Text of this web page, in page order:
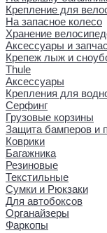
Крепление для
На запасное колесо
Хранение
Аксессуары и
Крепеж лыж и
Thule
Аксессуары
Крепления для
Серфинг
Грузовые корзины
Защита бамперов и
Коврики
Багажника
Резиновые
Текстильные
Сумки и Рюкзаки
Для автобоксов
Органайзеры
Фаркопы